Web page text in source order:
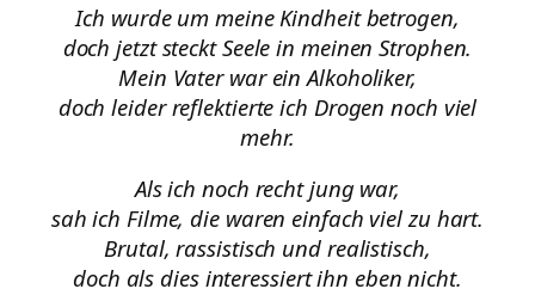
Ich wurde um meine Kindheit betrogen,
doch jetzt steckt Seele in meinen Strophen.
Mein Vater war ein Alkoholiker,
doch leider reflektierte ich Drogen noch viel
mehr.
Als ich noch recht jung war,
sah ich Filme, die waren einfach viel zu hart.
Brutal, rassistisch und realistisch,
doch als dies interessiert ihn eben nicht.